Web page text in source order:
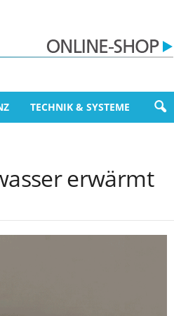
TECHNIK & SYSTEME
erwärmt